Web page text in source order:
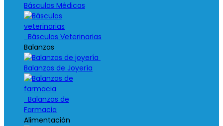
Básculas Médicas
Básculas Veterinarias
Balanzas
Balanzas de Joyería
Balanzas de
Farmacia
Alimentación